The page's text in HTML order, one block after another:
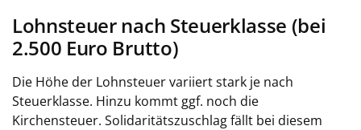
Lohnsteuer nach Steuerklasse (bei
2.500 Euro Brutto)
Die Höhe der Lohnsteuer variiert stark je nach
Steuerklasse. Hinzu kommt ggf. noch die
Kirchensteuer. Solidaritätszuschlag fällt bei diesem